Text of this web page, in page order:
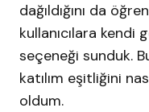
dağıldığını da
kullanıcılara
seçeneği sunduk.
katılım eşitliğini
oldum.